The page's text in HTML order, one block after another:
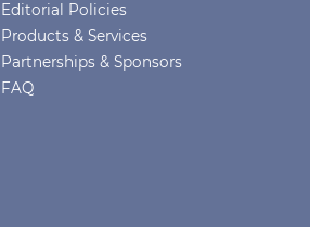
Editorial Policies
Products & Services
Partnerships & Sponsors
FAQ